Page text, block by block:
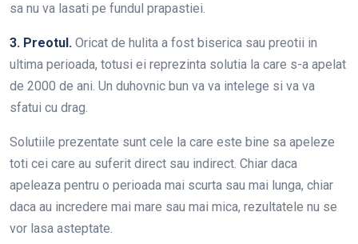
sa nu va lasati pe fundul prapastiei.
3. Preotul. Oricat de hulita a fost biserica sau preotii in
ultima perioada, totusi ei reprezinta solutia la care s-a apelat
de 2000 de ani. Un duhovnic bun va va intelege si va va
sfatui cu drag.
Solutiile prezentate sunt cele la care este bine sa apeleze
toti cei care au suferit direct sau indirect. Chiar daca
apeleaza pentru o perioada mai scurta sau mai lunga, chiar
daca au incredere mai mare sau mai mica, rezultatele nu se
vor lasa asteptate.